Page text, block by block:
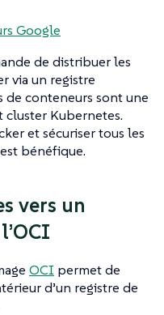
Google
de distribuer les
via un registre
de conteneurs sont une
Kubernetes.
et sécuriser tous les
bénéfique.
vers un
OCI permet de
d’un registre de